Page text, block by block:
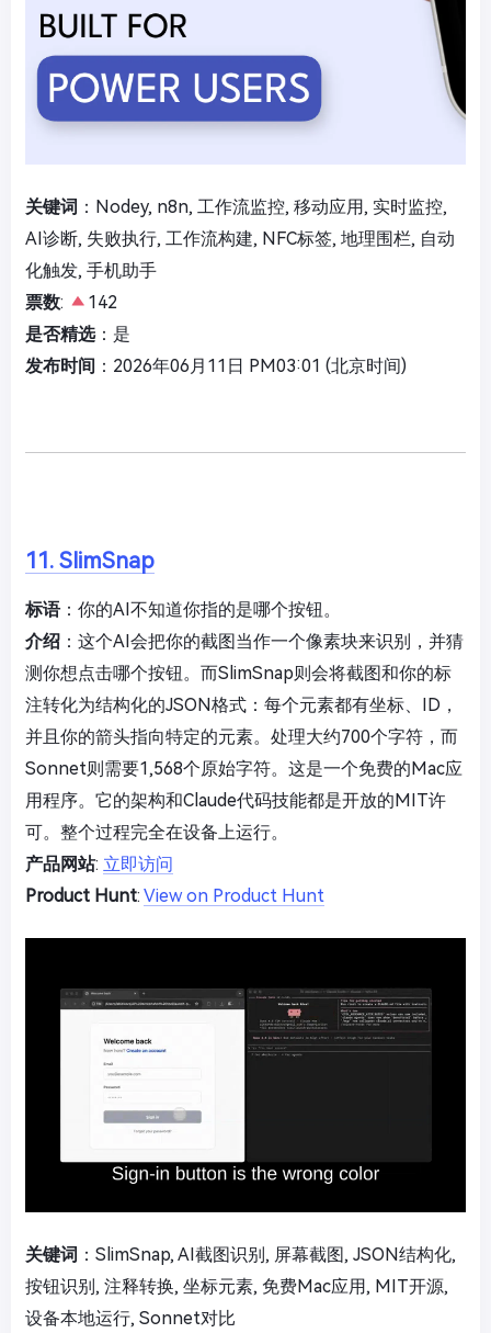
关键词 ：Nodey, n8n, 工作流监控, 移动应用, 实时监控,
AI诊断, 失败执行, 工作流构建, NFC标签, 地理围栏, 自动
化触发, 手机助手
票数:
142
是否精选：是
发布时间 ：2026年06月11日 PM03:01 (北京时间)
11. SlimSnap
标语：你的AI不知道你指的是哪个按钮。
介绍 ：这个AI会把你的截图当作一个像素块来识别，并猜
测你想点击哪个按钮。而SlimSnap则会将截图和你的标
注转化为结构化的JSON格式：每个元素都有坐标、ID，
并且你的箭头指向特定的元素。处理大约700个字符，而
Sonnet则需要1,568个原始字符。这是一个免费的Mac应
用程序。它的架构和Claude代码技能都是开放的MIT许
可。整个过程完全在设备上运行。
产品网站: 立即访问
Product Hunt: View on Product Hunt
关键词 ：SlimSnap, AI截图识别, 屏幕截图, JSON结构化,
按钮识别, 注释转换, 坐标元素, 免费Mac应用, MIT开源,
设备本地运行, Sonnet对比